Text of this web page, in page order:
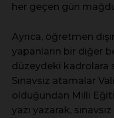
her geçen gün
Ayrıca, öğretmen
yapanların bir diğer
düzeydeki kadrolara
Sınavsız atamalar
olduğundan Milli
yazı yazarak,